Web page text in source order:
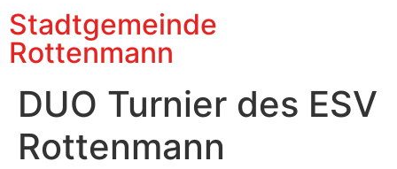
Stadtgemeinde
Rottenmann
DUO Turnier des ESV
Rottenmann